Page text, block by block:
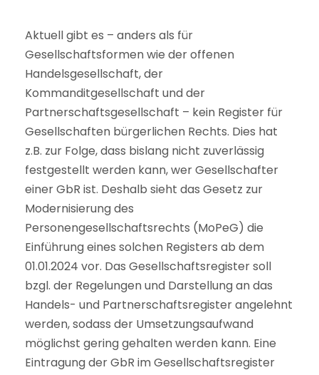
Aktuell gibt es – anders als für
Gesellschaftsformen wie der offenen
Handelsgesellschaft, der
Kommanditgesellschaft und der
Partnerschaftsgesellschaft – kein Register für
Gesellschaften bürgerlichen Rechts. Dies hat
z.B. zur Folge, dass bislang nicht zuverlässig
festgestellt werden kann, wer Gesellschafter
einer GbR ist. Deshalb sieht das Gesetz zur
Modernisierung des
Personengesellschaftsrechts (MoPeG) die
Einführung eines solchen Registers ab dem
01.01.2024 vor. Das Gesellschaftsregister soll
bzgl. der Regelungen und Darstellung an das
Handels- und Partnerschaftsregister angelehnt
werden, sodass der Umsetzungsaufwand
möglichst gering gehalten werden kann. Eine
Eintragung der GbR im Gesellschaftsregister